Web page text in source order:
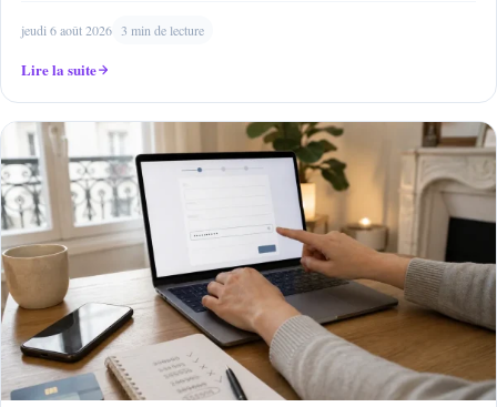
jeudi 6 août 2026 3 min de lecture
Lire la suite